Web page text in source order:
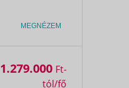
MEGNÉZEM
1.279.000 Ft